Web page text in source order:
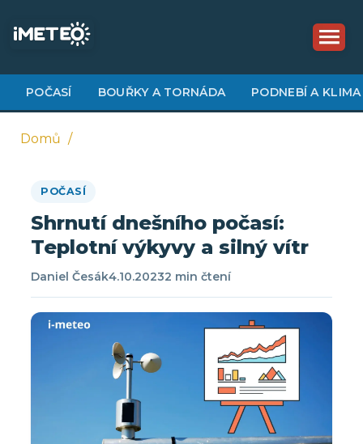
obsahu
POČASÍ BOUŘKY A TORNÁDA PODNEBÍ A KLIMA
navigace
Domů
POČASÍ
Shrnutí dnešního počasí:
Teplotní výkyvy a silný vítr
Daniel Česák4.10.20232 min čtení